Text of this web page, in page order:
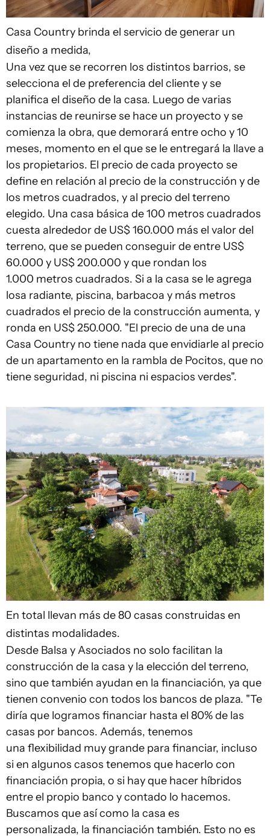
Casa Country brinda el servicio de generar un
diseño a medida,
Una vez que se recorren los distintos barrios, se
selecciona el de preferencia del cliente y se
planifica el diseño de la casa. Luego de varias
instancias de reunirse se hace un proyecto y se
comienza la obra, que demorará entre ocho y 10
meses, momento en el que se le entregará la llave a
los propietarios. El precio de cada proyecto se
define en relación al precio de la construcción y de
los metros cuadrados, y al precio del terreno
elegido. Una casa básica de 100 metros cuadrados
cuesta alrededor de US$ 160.000 más el valor del
terreno, que se pueden conseguir de entre US$
60.000 y US$ 200.000 y que rondan los
1.000 metros cuadrados. Si a la casa se le agrega
losa radiante, piscina, barbacoa y más metros
cuadrados el precio de la construcción aumenta, y
ronda en US$ 250.000. "El precio de una de una
Casa Country no tiene nada que envidiarle al precio
de un apartamento en la rambla de Pocitos, que no
tiene seguridad, ni piscina ni espacios verdes".
En total llevan más de 80 casas construidas en
distintas modalidades.
Desde Balsa y Asociados no solo facilitan la
construcción de la casa y la elección del terreno,
sino que también ayudan en la financiación, ya que
tienen convenio con todos los bancos de plaza. "Te
diría que logramos financiar hasta el 80% de las
casas por bancos. Además, tenemos
una flexibilidad muy grande para financiar, incluso
si en algunos casos tenemos que hacerlo con
financiación propia, o si hay que hacer híbridos
entre el propio banco y contado lo hacemos.
Buscamos que así como la casa es
personalizada, la financiación también. Esto no es